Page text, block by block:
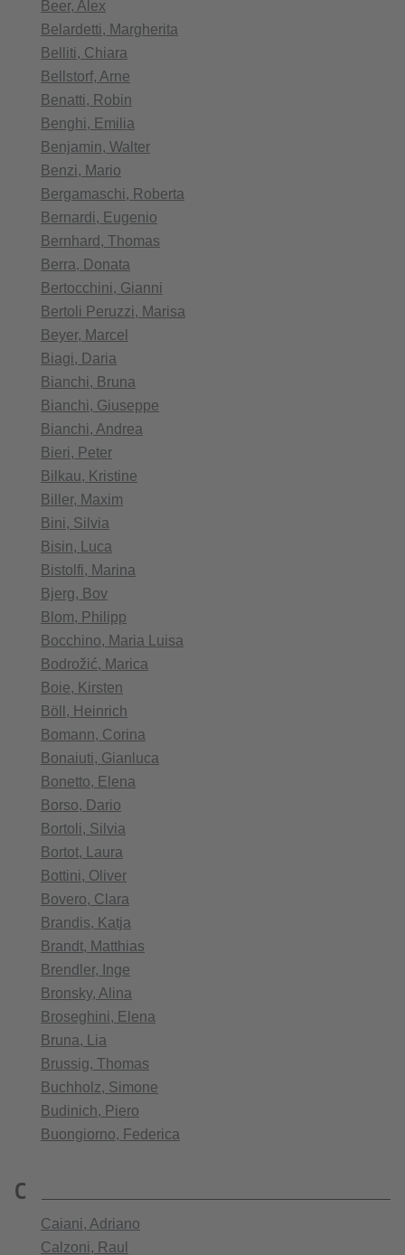
Beer, Alex
Belardetti, Margherita
Belliti, Chiara
Bellstorf, Arne
Benatti, Robin
Benghi, Emilia
Benjamin, Walter
Benzi, Mario
Bergamaschi, Roberta
Bernardi, Eugenio
Bernhard, Thomas
Berra, Donata
Bertocchini, Gianni
Bertoli Peruzzi, Marisa
Beyer, Marcel
Biagi, Daria
Bianchi, Bruna
Bianchi, Giuseppe
Bianchi, Andrea
Bieri, Peter
Bilkau, Kristine
Biller, Maxim
Bini, Silvia
Bisin, Luca
Bistolfi, Marina
Bjerg, Bov
Blom, Philipp
Bocchino, Maria Luisa
Bodrožić, Marica
Boie, Kirsten
Böll, Heinrich
Bomann, Corina
Bonaiuti, Gianluca
Bonetto, Elena
Borso, Dario
Bortoli, Silvia
Bortot, Laura
Bottini, Oliver
Bovero, Clara
Brandis, Katja
Brandt, Matthias
Brendler, Inge
Bronsky, Alina
Broseghini, Elena
Bruna, Lia
Brussig, Thomas
Buchholz, Simone
Budinich, Piero
Buongiorno, Federica
C
Caiani, Adriano
Calzoni, Raul